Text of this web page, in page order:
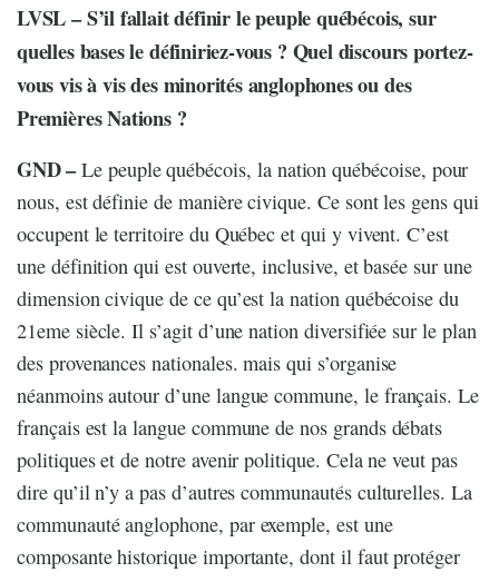
LVSL – S’il fallait définir le peuple québécois, sur
quelles bases le définiriez-vous ? Quel discours portez-
vous vis à vis des minorités anglophones ou des
Premières Nations ?
GND –Le peuple québécois, la nation québécoise, pour
nous, est définie de manière civique. Ce sont les gens qui
occupent le territoire du Québec et qui y vivent. C’est
une définition qui est ouverte, inclusive, et basée sur une
dimension civique de ce qu’est la nation québécoise du
21eme siècle. Il s’agit d’une nation diversifiée sur le plan
des provenances nationales. mais qui s’organise
néanmoins autour d’une langue commune, le français. Le
français est la langue commune de nos grands débats
politiques et de notre avenir politique. Cela ne veut pas
dire qu’il n’y a pas d’autres communautés culturelles. La
communauté anglophone, par exemple, est une
composante historique importante, dont il faut protéger